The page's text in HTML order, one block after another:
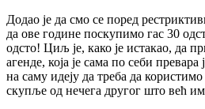
Додао је да смо се поред
да ове године поскупимо гас 30
одсто! Циљ је, како је истакао, да
агенде, која је сама по себи
на саму идеју да треба да
скупље од нечега другог што већ